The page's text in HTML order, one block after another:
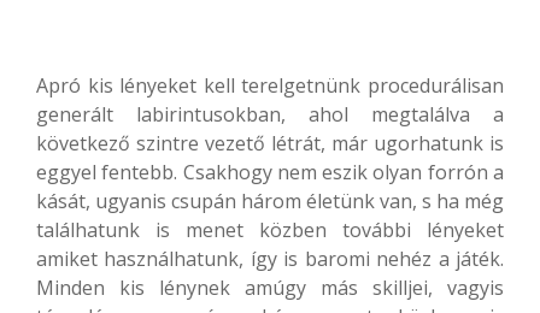
Apró kis lényeket kell terelgetnünk procedurálisan
generált labirintusokban, ahol megtalálva a
következő szintre vezető létrát, már ugorhatunk is
eggyel fentebb. Csakhogy nem eszik olyan forrón a
kását, ugyanis csupán három életünk van, s ha még
találhatunk is menet közben további lényeket
amiket használhatunk, így is baromi nehéz a játék.
Minden kis lénynek amúgy más skilljei, vagyis